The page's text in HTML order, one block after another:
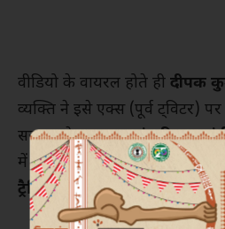
वीडियो के वायरल होते ही दीपक
व्यक्ति ने इसे एक्स (पूर्व ट्विटर)
सरकार केराजस्व एवं परिवहन
में हस्तक्षेप की मांग की। मंत्री ने
ट्रैफिक पुलिसको तुरंत कार्रवाई का